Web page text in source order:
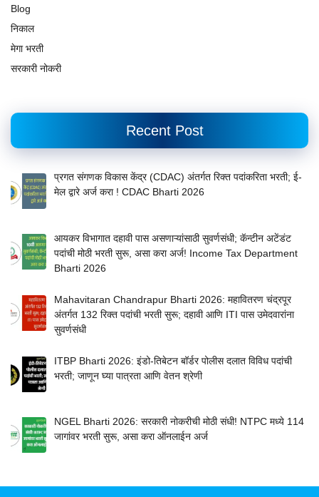
Blog
निकाल
मेगा भरती
सरकारी नोकरी
Recent Post
प्रगत संगणक विकास केंद्र (CDAC) अंतर्गत रिक्त पदांकरिता भरती; ई-
मेल द्वारे अर्ज करा ! CDAC Bharti 2026
आयकर विभागात दहावी पास असणाऱ्यांसाठी सुवर्णसंधी; कॅन्टीन अटेंडंट
पदांची मोठी भरती सुरू, असा करा अर्ज! Income Tax Department
Bharti 2026
Mahavitaran Chandrapur Bharti 2026: महावितरण चंद्रपूर
अंतर्गत 132 रिक्त पदांची भरती सुरू; दहावी आणि ITI पास उमेदवारांना
सुवर्णसंधी
ITBP Bharti 2026: इंडो-तिबेटन बॉर्डर पोलीस दलात विविध पदांची
भरती; जाणून घ्या पात्रता आणि वेतन श्रेणी
NGEL Bharti 2026: सरकारी नोकरीची मोठी संधी! NTPC मध्ये 114
जागांवर भरती सुरू, असा करा ऑनलाईन अर्ज